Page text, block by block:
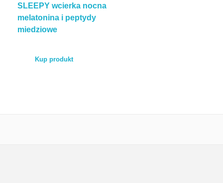
TEST POROWATOŚCI
SLEEPY wcierka nocna
melatonina i peptydy
miedziowe
Kup produkt